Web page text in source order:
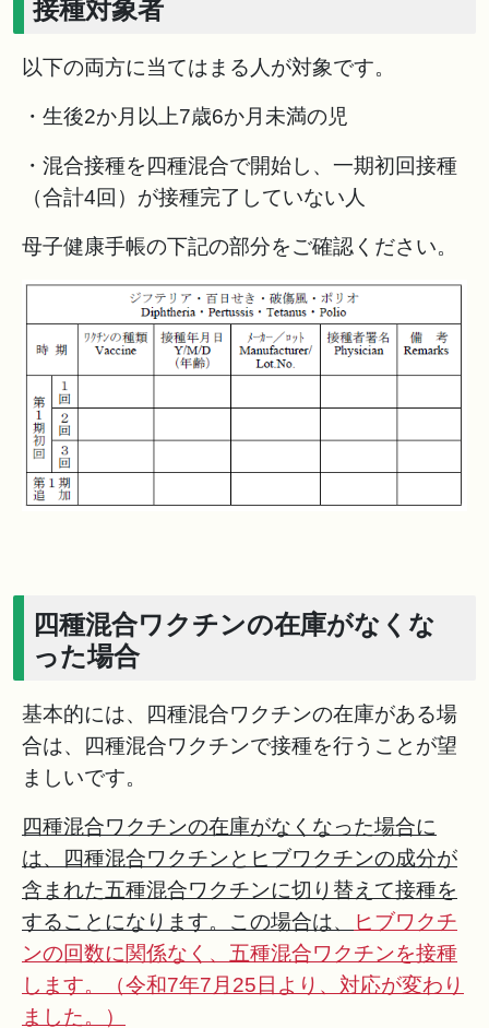
接種対象者
以下の両方に当てはまる人が対象です。
・生後2か月以上7歳6か月未満の児
・混合接種を四種混合で開始し、一期初回接種
（合計4回）が接種完了していない人
母子健康手帳の下記の部分をご確認ください。
四種混合ワクチンの在庫がなくな
った場合
基本的には、四種混合ワクチンの在庫がある場
合は、四種混合ワクチンで接種を行うことが望
ましいです。
四種混合ワクチンの在庫がなくなった場合に
は、四種混合ワクチンとヒブワクチンの成分が
含まれた五種混合ワクチンに切り替えて接種を
することになります。この場合は、
ヒブワクチ
ンの回数に関係なく、五種混合ワクチンを接種
します。（令和7年7月25日より、対応が変わり
ました。）